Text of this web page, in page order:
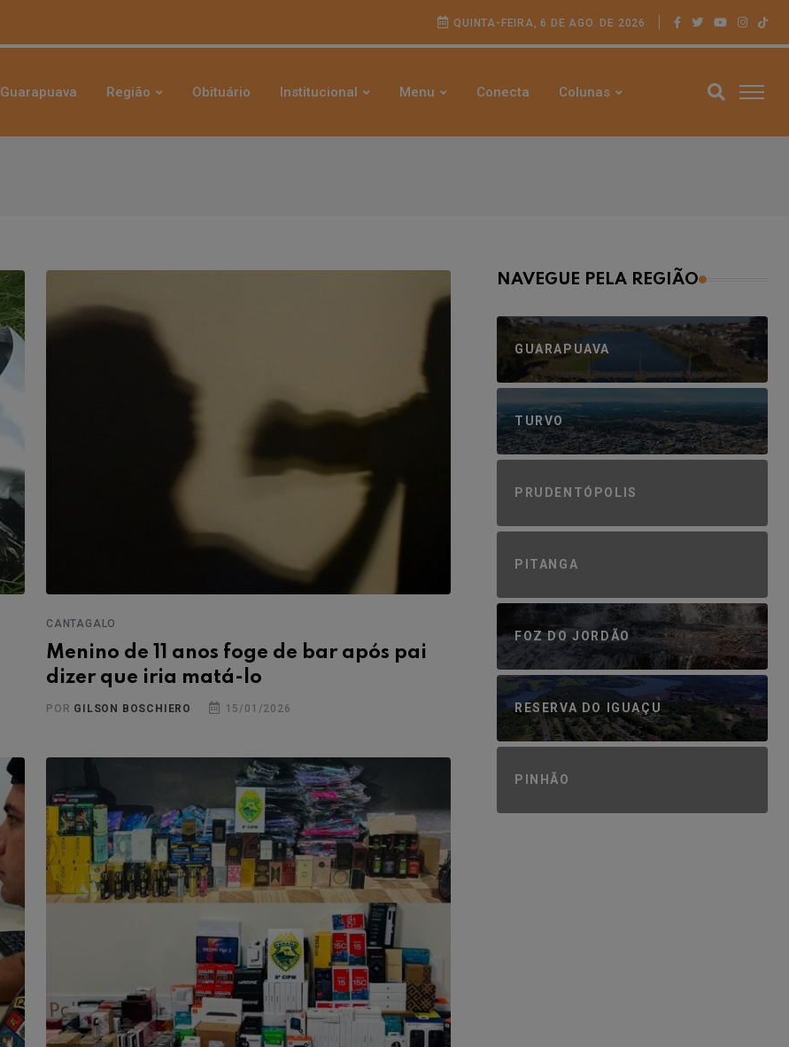
QUINTA-FEIRA, 6 DE AGO. DE 2026
Guarapuava Região Obituário Institucional Menu Conecta Colunas
CANTAGALO
Menino de 11 anos foge de bar após pai
dizer que iria matá-lo
POR GILSON BOSCHIERO 15/01/2026
NAVEGUE PELA REGIÃO
GUARAPUAVA
TURVO
PRUDENTÓPOLIS
PITANGA
FOZ DO JORDÃO
RESERVA DO IGUAÇU
PINHÃO